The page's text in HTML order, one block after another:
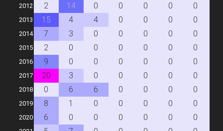
2012 2 14 0 0 0 0 0
2013 15 4 4 0 0 0 0
2014 7 3 0 0 0 0 0
2015 2 0 0 0 0 0 0
2016 9 0 0 0 0 0 0
2017 20 3 0 0 0 0 0
2018 0 6 6 0 0 0 0
2019 8 1 0 0 0 0 0
2020 6 0 0 0 0 0 0